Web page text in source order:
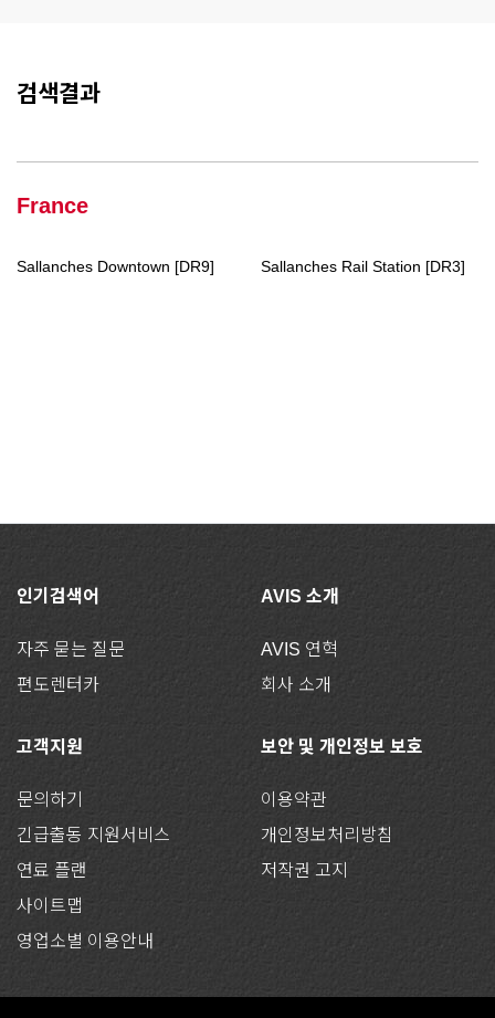
검색결과
France
Sallanches Downtown [DR9] Sallanches Rail Station [DR3]
인기검색어
자주 묻는 질문
편도렌터카
AVIS 소개
AVIS 연혁
회사 소개
고객지원
문의하기
긴급출동 지원서비스
연료 플랜
사이트맵
영업소별 이용안내
보안 및 개인정보 보호
이용약관
개인정보처리방침
저작권 고지